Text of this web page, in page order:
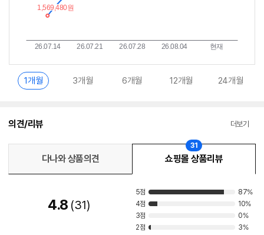
1개월 3개월 6개월 12개월 24개월
의견/리뷰 더보기
다나와 상품의견 쇼핑몰 상품리뷰
31
4.8 31
5점
87%
4점
10%
3점
0%
2점
3%